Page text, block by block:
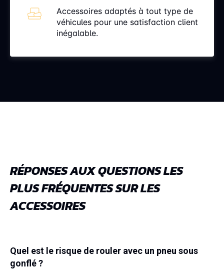
Accessoires adaptés à tout type de
véhicules pour une satisfaction client
inégalable.
RÉPONSES AUX QUESTIONS LES
PLUS FRÉQUENTES SUR LES
ACCESSOIRES
Quel est le risque de rouler avec un pneu sous
gonflé ?